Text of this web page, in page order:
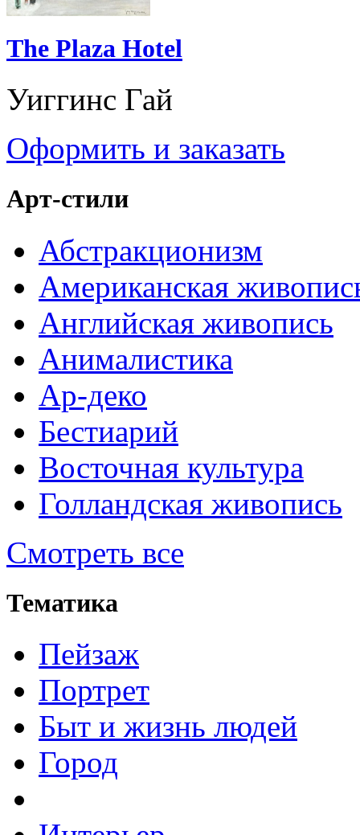
The Plaza Hotel
Уиггинс Гай
Оформить и заказать
Арт-стили
Абстракционизм
Американская
Английская живопись
Анималистика
Ар-деко
Бестиарий
Восточная культура
Голландская живопись
Смотреть все
Тематика
Пейзаж
Портрет
Быт и жизнь людей
Город